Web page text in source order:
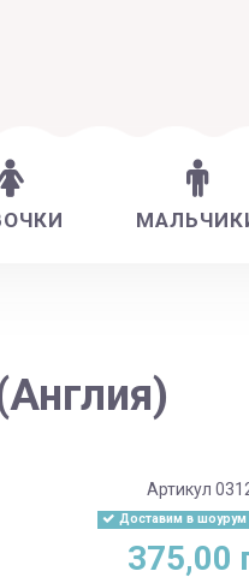
Артикул
Доставим в шоурум
375,00